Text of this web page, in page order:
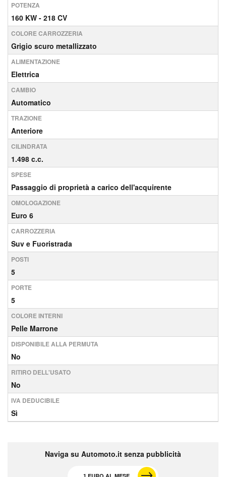
POTENZA
160 KW - 218 CV
COLORE CARROZZERIA
Grigio scuro metallizzato
ALIMENTAZIONE
Elettrica
CAMBIO
Automatico
TRAZIONE
Anteriore
CILINDRATA
1.498 c.c.
SPESE
Passaggio di proprietà a carico dell'acquirente
OMOLOGAZIONE
Euro 6
CARROZZERIA
Suv e Fuoristrada
POSTI
5
PORTE
5
COLORE INTERNI
Pelle Marrone
DISPONIBILE ALLA PERMUTA
No
RITIRO DELL'USATO
No
IVA DEDUCIBILE
Sì
Naviga su Automoto.it senza pubblicità